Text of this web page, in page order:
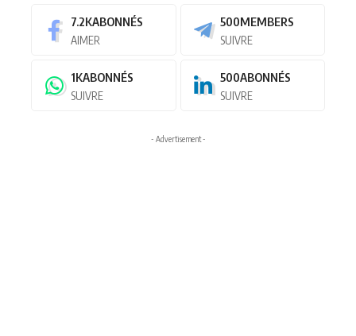
7.2KABONNÉS
AIMER
500MEMBERS
SUIVRE
1KABONNÉS
SUIVRE
500ABONNÉS
SUIVRE
- Advertisement -